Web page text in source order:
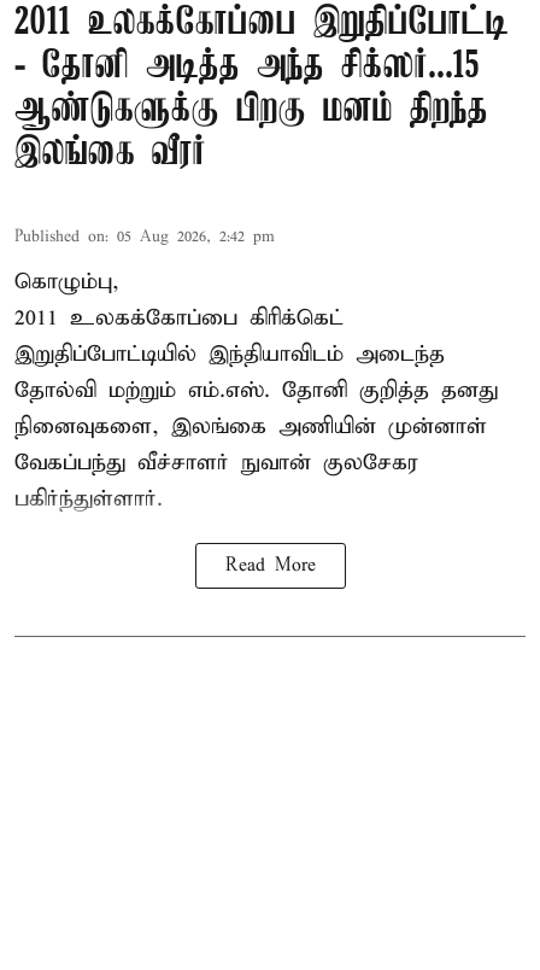
2011 உலகக்கோப்பை இறுதிப்போட்டி
- தோனி அடித்த அந்த சிக்ஸர்...15
ஆண்டுகளுக்கு பிறகு மனம் திறந்த
இலங்கை வீரர்
Published on: 05 Aug 2026, 2:42 pm
கொழும்பு,
2011 உலகக்கோப்பை கிரிக்கெட்
இறுதிப்போட்டியில் இந்தியாவிடம் அடைந்த
தோல்வி மற்றும் எம்.எஸ். தோனி குறித்த தனது
நினைவுகளை, இலங்கை அணியின் முன்னாள்
வேகப்பந்து வீச்சாளர் நுவான் குலசேகர
பகிர்ந்துள்ளார்.
Read More